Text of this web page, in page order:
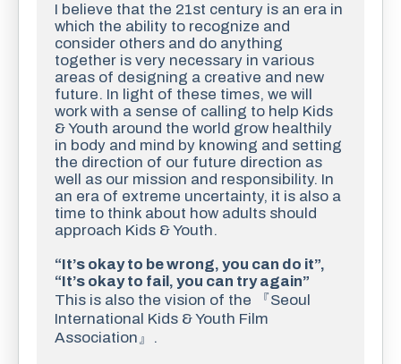
I believe that the 21st century is an era in
which the ability to recognize and
consider others and do anything
together is very necessary in various
areas of designing a creative and new
future. In light of these times, we will
work with a sense of calling to help Kids
& Youth around the world grow healthily
in body and mind by knowing and setting
the direction of our future direction as
well as our mission and responsibility. In
an era of extreme uncertainty, it is also a
time to think about how adults should
approach Kids & Youth.
“It’s okay to be wrong, you can do it”,
“It’s okay to fail, you can try again”
This is also the vision of the 『Seoul
International Kids & Youth Film
Association』.